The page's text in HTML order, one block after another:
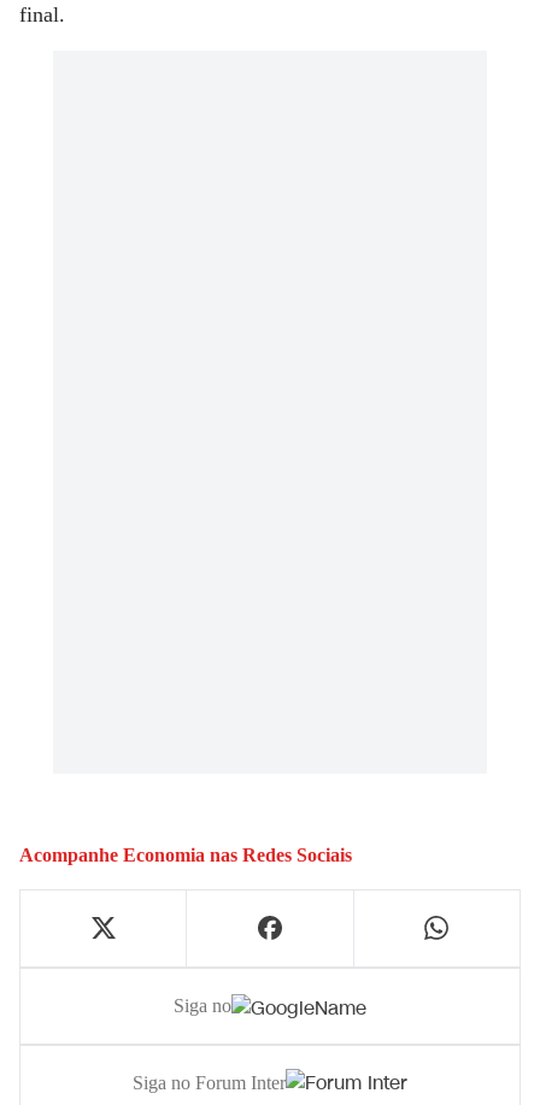
final.
Acompanhe Economia nas Redes Sociais
Siga no
Siga no Forum Inter